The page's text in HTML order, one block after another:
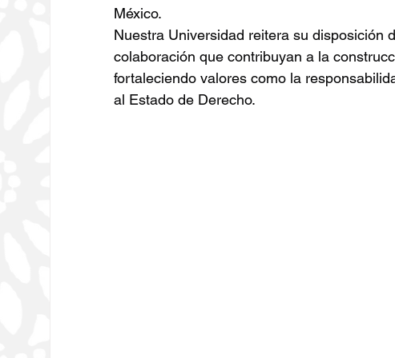
México.
Nuestra Universidad reitera su disposición
colaboración que contribuyan a la
fortaleciendo valores como la
al Estado de Derecho.